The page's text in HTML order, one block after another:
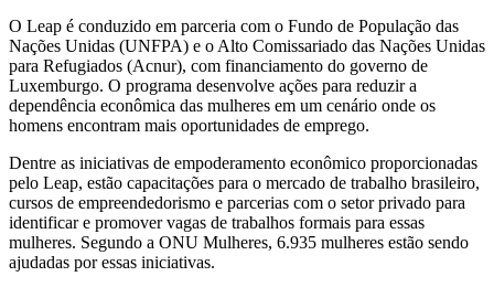
O Leap é conduzido em parceria com o Fundo de População das
Nações Unidas (UNFPA) e o Alto Comissariado das Nações Unidas
para Refugiados (Acnur), com financiamento do governo de
Luxemburgo. O programa desenvolve ações para reduzir a
dependência econômica das mulheres em um cenário onde os
homens encontram mais oportunidades de emprego.
Dentre as iniciativas de empoderamento econômico proporcionadas
pelo Leap, estão capacitações para o mercado de trabalho brasileiro,
cursos de empreendedorismo e parcerias com o setor privado para
identificar e promover vagas de trabalhos formais para essas
mulheres. Segundo a ONU Mulheres, 6.935 mulheres estão sendo
ajudadas por essas iniciativas.